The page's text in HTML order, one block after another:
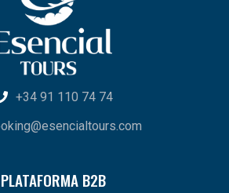
+34 91 110 74 74
PLATAFORMA B2B